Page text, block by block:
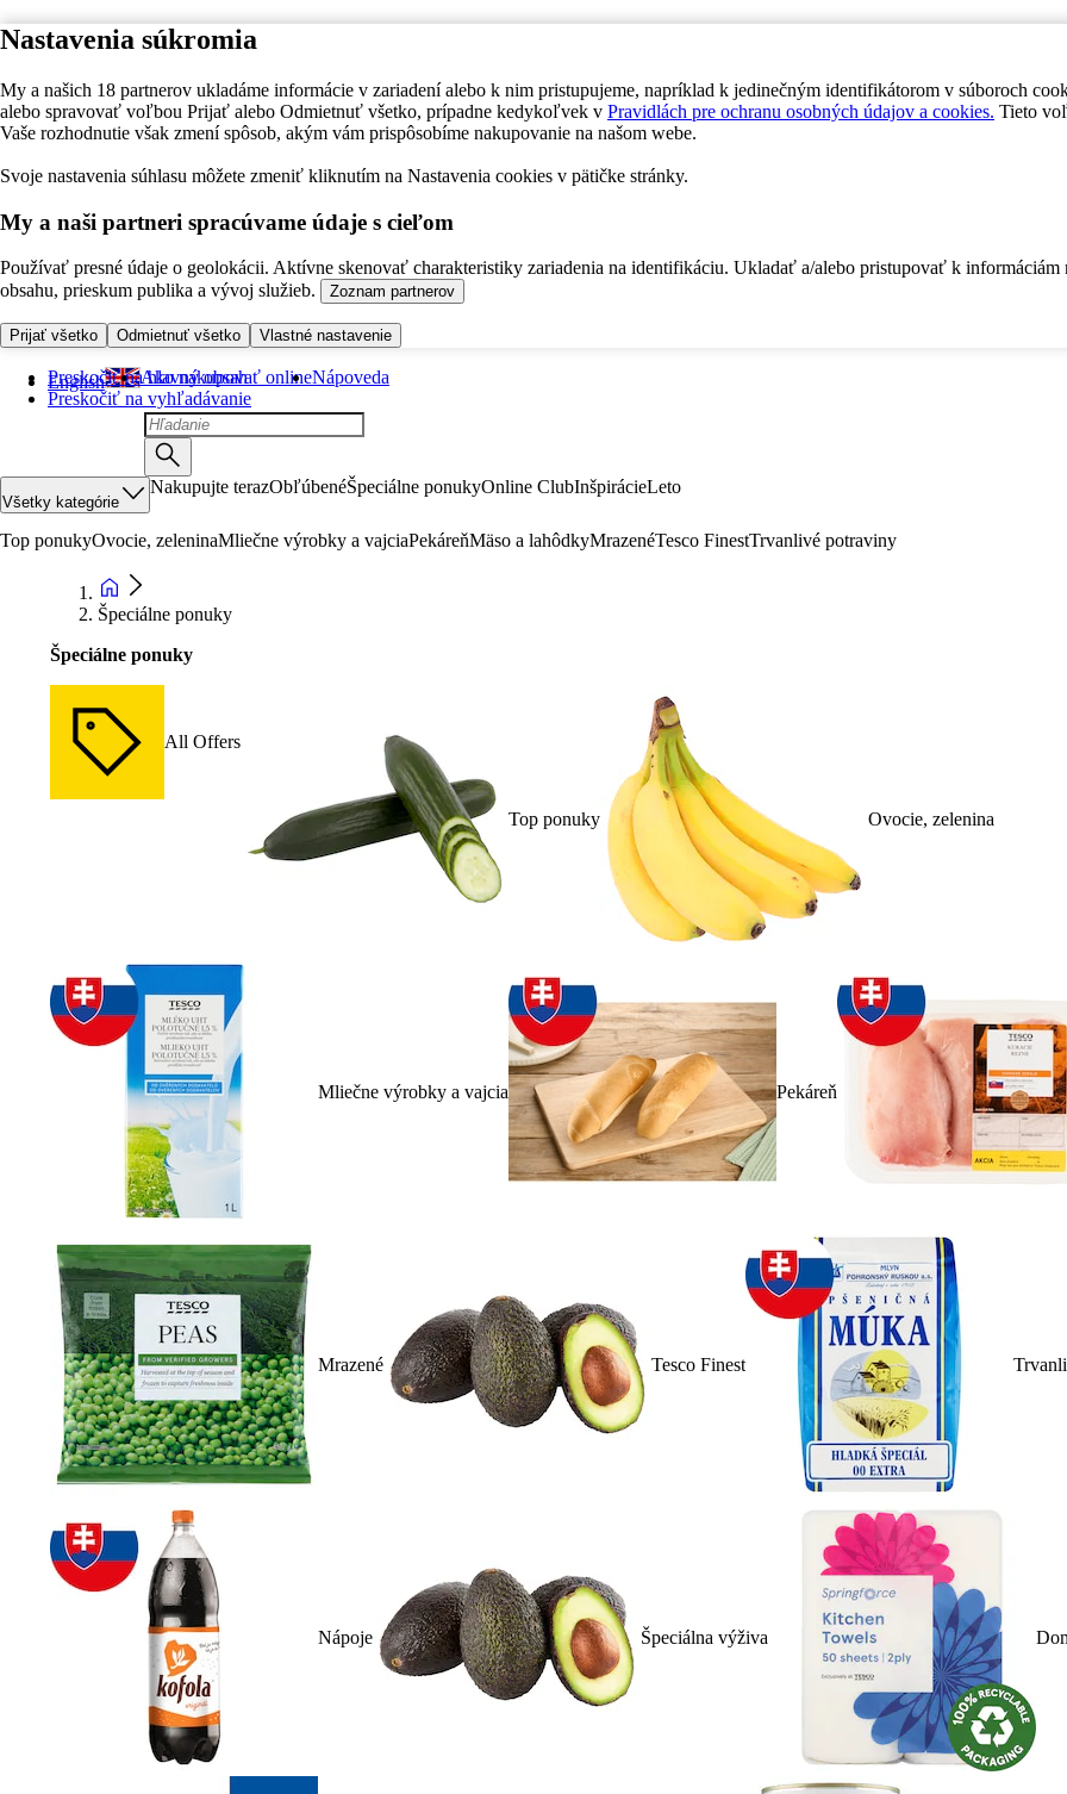
Nastavenia súkromia
My a našich 18 partnerov ukladáme informácie v zariadení alebo k nim pristupujeme, napríklad k jedinečným identifikátorom v súboroch
alebo spravovať voľbou Prijať alebo Odmietnuť všetko, prípadne kedykoľvek v Pravidlách pre ochranu osobných údajov a cookies. Tieto
Vaše rozhodnutie však zmení spôsob, akým vám prispôsobíme nakupovanie na našom webe.
Svoje nastavenia súhlasu môžete zmeniť kliknutím na Nastavenia cookies v pätičke stránky.
My a naši partneri spracúvame údaje s cieľom
Používať presné údaje o geolokácii. Aktívne skenovať charakteristiky zariadenia na identifikáciu. Ukladať a/alebo pristupovať k informáciám
obsahu, prieskum publika a vývoj služieb.
Zoznam partnerov
Prijať všetko Odmietnuť všetko Vlastné nastavenie
Preskočiť na hlavný obsah
Preskočiť na vyhľadávanie
English Ako nakupovať onlineNápoveda
Všetky kategórie
Nakupujte terazObľúbenéŠpeciálne ponukyOnline ClubInšpirácieLeto
Top ponukyOvocie, zeleninaMliečne výrobky a vajciaPekáreňMäso a lahôdkyMrazenéTesco FinestTrvanlivé potraviny
Špeciálne ponuky
Špeciálne ponuky
All Offers
Top ponuky Ovocie, zelenina
Mliečne výrobky a vajcia Pekáreň
Mrazené Tesco Finest
Nápoje Špeciálna výživa